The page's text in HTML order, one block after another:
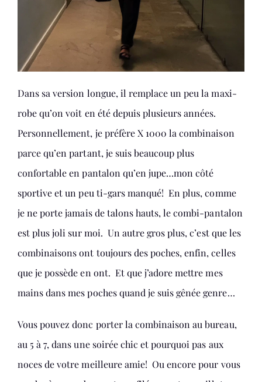
Dans sa version longue, il remplace un peu la maxi-
robe qu’on voit en été depuis plusieurs années.
Personnellement, je préfère X 1000 la combinaison
parce qu’en partant, je suis beaucoup plus
confortable en pantalon qu’en jupe…mon côté
sportive et un peu ti-gars manqué! En plus, comme
je ne porte jamais de talons hauts, le combi-pantalon
est plus joli sur moi. Un autre gros plus, c’est que les
combinaisons ont toujours des poches, enfin, celles
que je possède en ont. Et que j’adore mettre mes
mains dans mes poches quand je suis gênée genre…
Vous pouvez donc porter la combinaison au bureau,
au 5 à 7, dans une soirée chic et pourquoi pas aux
noces de votre meilleure amie! Ou encore pour vous